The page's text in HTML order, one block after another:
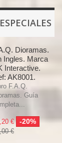
Dioramas.
Ingles. Marca
Interactive.
AK8001.
F.A.Q.
Guía
€ -20%
€